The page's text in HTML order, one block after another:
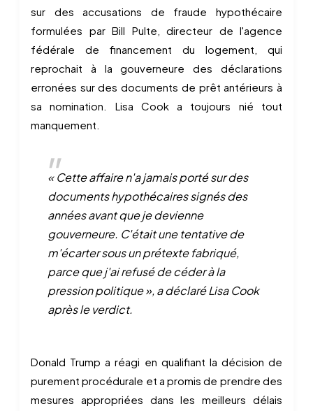
sur des accusations de fraude hypothécaire
formulées par Bill Pulte, directeur de l'agence
fédérale de financement du logement, qui
reprochait à la gouverneure des déclarations
erronées sur des documents de prêt antérieurs à
sa nomination. Lisa Cook a toujours nié tout
manquement.
« Cette affaire n'a jamais porté sur des
documents hypothécaires signés des
années avant que je devienne
gouverneure. C'était une tentative de
m'écarter sous un prétexte fabriqué,
parce que j'ai refusé de céder à la
pression politique », a déclaré Lisa Cook
après le verdict.
Donald Trump a réagi en qualifiant la décision de
purement procédurale et a promis de prendre des
mesures appropriées dans les meilleurs délais